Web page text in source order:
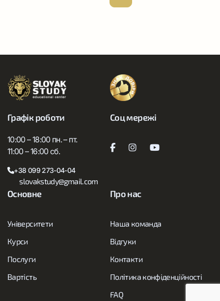
Графік роботи
10:00 – 18:00 пн. – пт.
11:00 – 16:00 сб.
+38 099 273-04-04
slovakstudy@gmail.com
Основне
Університети
Курси
Послуги
Вартість
Про нас
Наша команда
Відгуки
Контакти
Політика конфіденційності
FAQ
Соц мережі